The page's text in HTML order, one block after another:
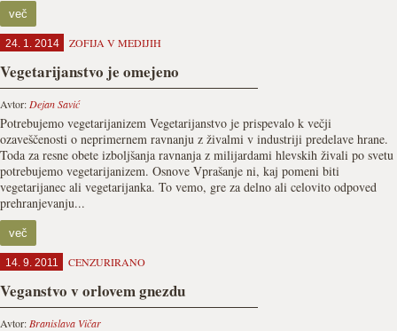
več
24. 1. 2014 ZOFIJA V MEDIJIH
Vegetarijanstvo je omejeno
Avtor: Dejan Savić
Potrebujemo vegetarijanizem Vegetarijanstvo je prispevalo k večji
ozaveščenosti o neprimernem ravnanju z živalmi v industriji predelave hrane.
Toda za resne obete izboljšanja ravnanja z milijardami hlevskih živali po svetu
potrebujemo vegetarijanizem. Osnove Vprašanje ni, kaj pomeni biti
vegetarijanec ali vegetarijanka. To vemo, gre za delno ali celovito odpoved
prehranjevanju...
več
14. 9. 2011 CENZURIRANO
Veganstvo v orlovem gnezdu
Avtor: Branislava Vičar